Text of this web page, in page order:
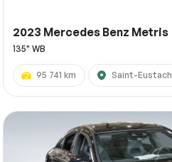
2023 Mercedes Benz Metris
135" WB
95 741 km Saint-